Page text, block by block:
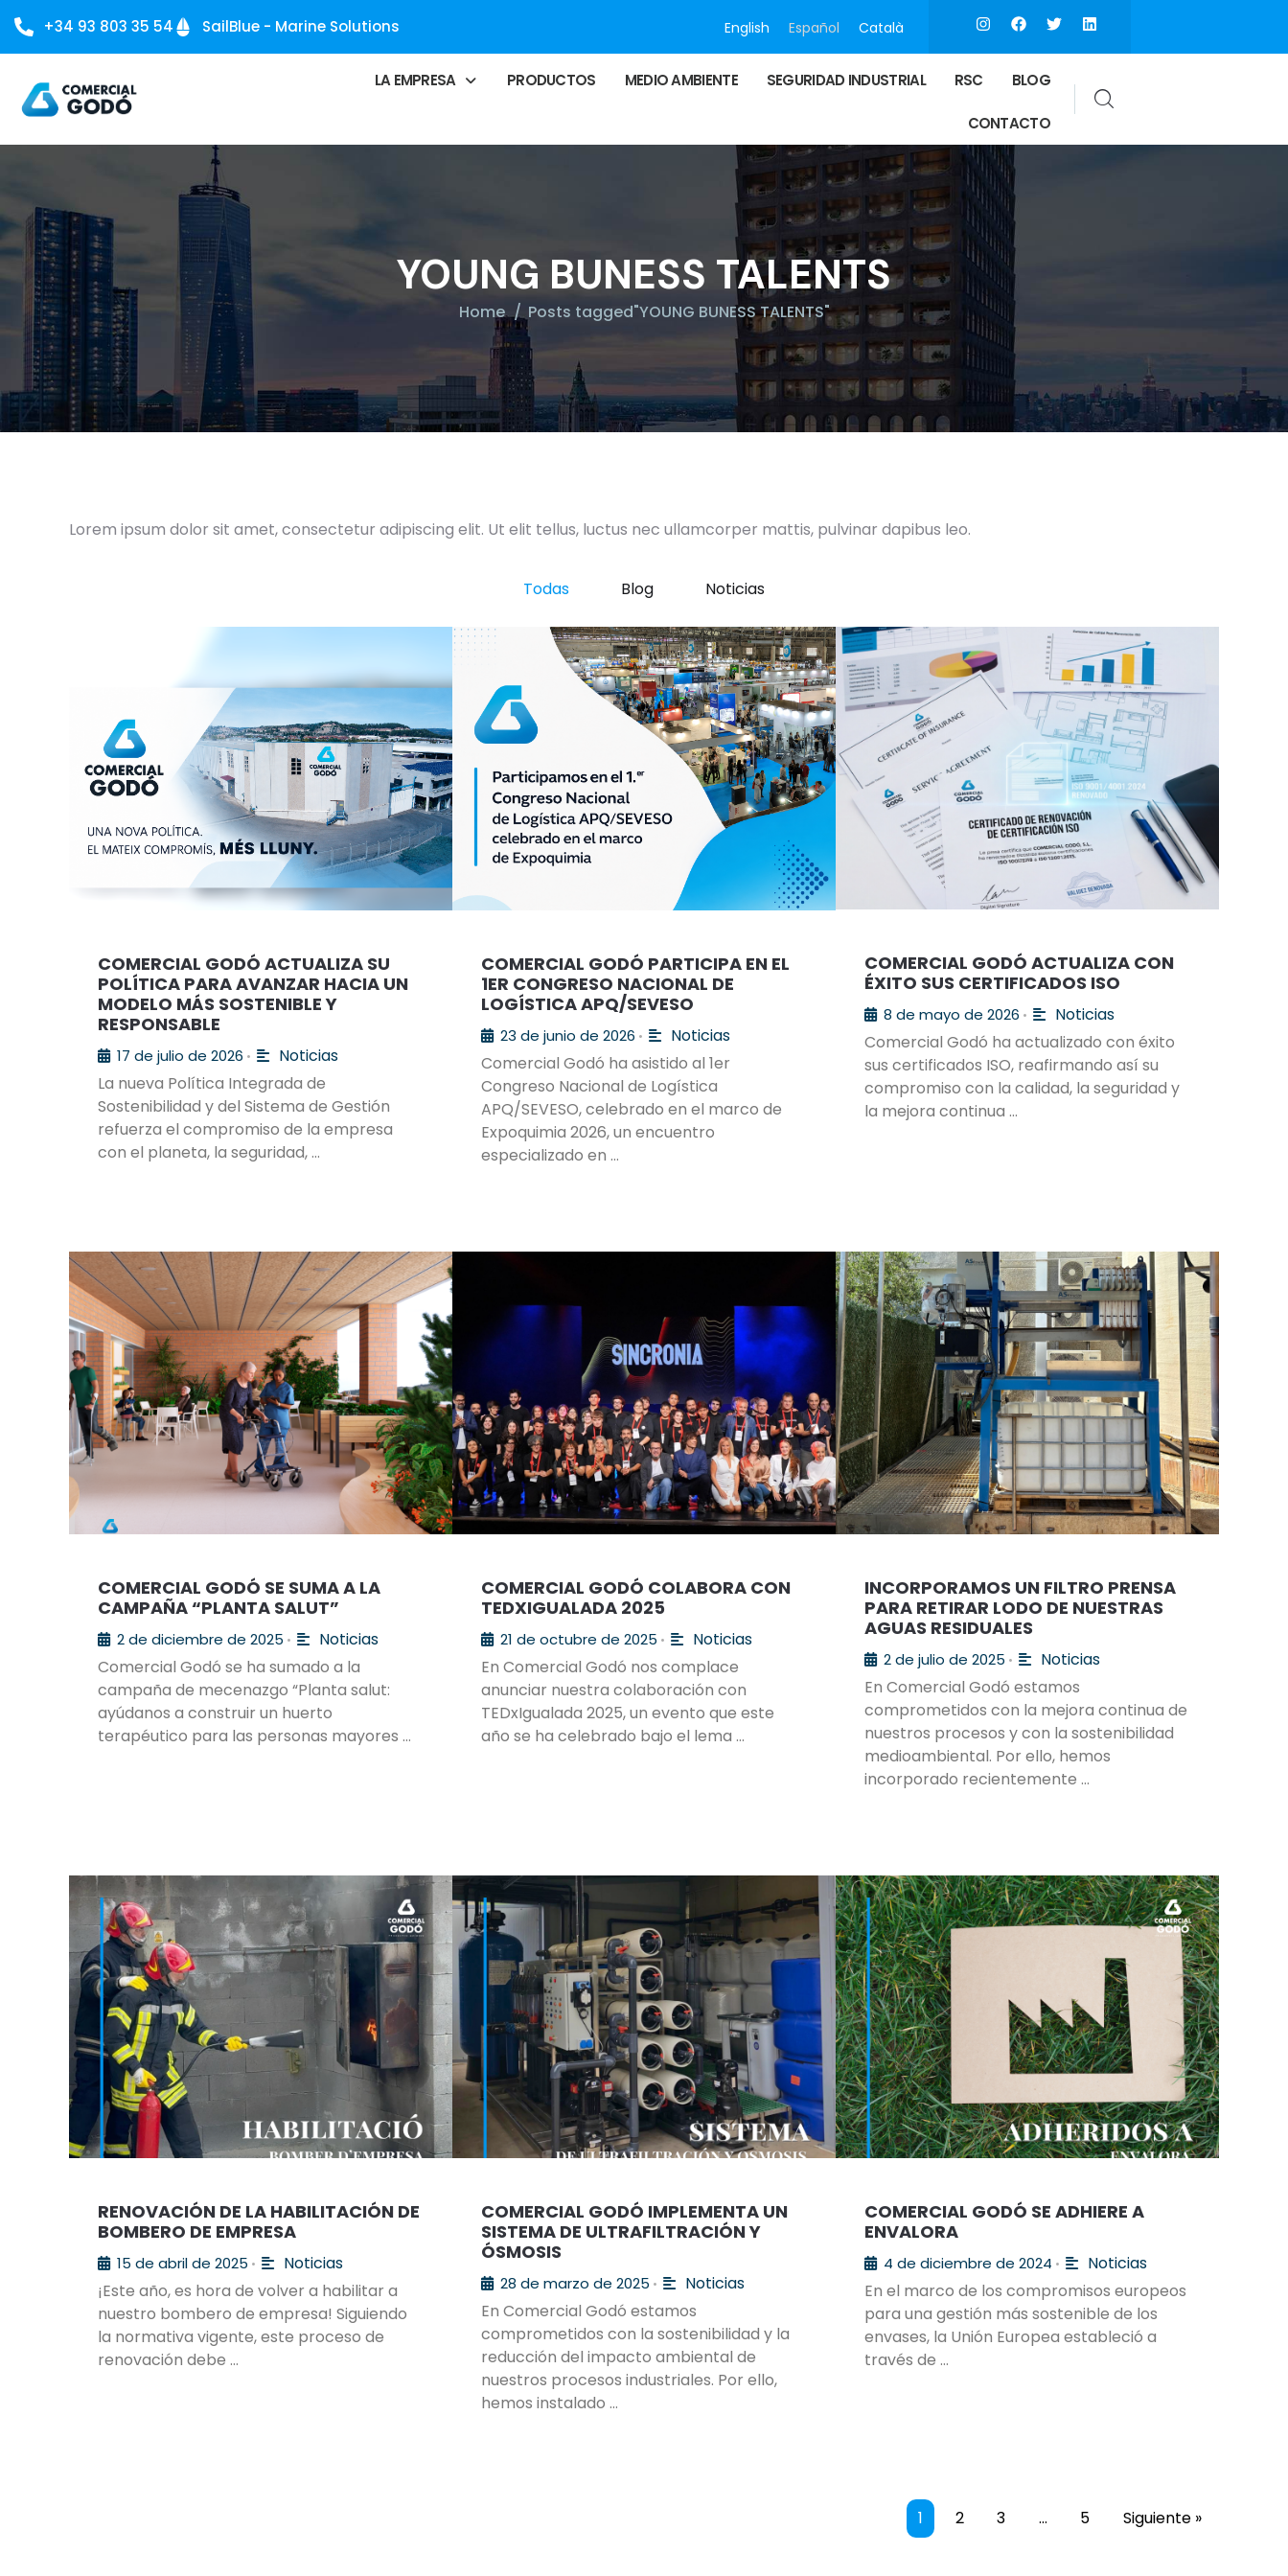
+34 93 803 35 54 SailBlue - Marine Solutions English Español Català
LA EMPRESA PRODUCTOS MEDIO AMBIENTE SEGURIDAD INDUSTRIAL RSC BLOG
CONTACTO
YOUNG BUNESS TALENTS
Home Posts tagged"YOUNG BUNESS TALENTS"
Lorem ipsum dolor sit amet, consectetur adipiscing elit. Ut elit tellus, luctus nec ullamcorper mattis, pulvinar dapibus leo.
Todas Blog Noticias
COMERCIAL GODÓ ACTUALIZA SU
POLÍTICA PARA AVANZAR HACIA UN
MODELO MÁS SOSTENIBLE Y
RESPONSABLE
17 de julio de 2026 •
Noticias
La nueva Política Integrada de
Sostenibilidad y del Sistema de Gestión
refuerza el compromiso de la empresa
con el planeta, la seguridad, …
COMERCIAL GODÓ PARTICIPA EN EL
1ER CONGRESO NACIONAL DE
LOGÍSTICA APQ/SEVESO
23 de junio de 2026 •
Noticias
Comercial Godó ha asistido al 1er
Congreso Nacional de Logística
APQ/SEVESO, celebrado en el marco de
Expoquimia 2026, un encuentro
especializado en …
COMERCIAL GODÓ ACTUALIZA CON
ÉXITO SUS CERTIFICADOS ISO
8 de mayo de 2026 •
Noticias
Comercial Godó ha actualizado con éxito
sus certificados ISO, reafirmando así su
compromiso con la calidad, la seguridad y
la mejora continua …
COMERCIAL GODÓ SE SUMA A LA
CAMPAÑA “PLANTA SALUT”
2 de diciembre de 2025 •
Noticias
Comercial Godó se ha sumado a la
campaña de mecenazgo “Planta salut:
ayúdanos a construir un huerto
terapéutico para las personas mayores …
COMERCIAL GODÓ COLABORA CON
TEDXIGUALADA 2025
21 de octubre de 2025 •
Noticias
En Comercial Godó nos complace
anunciar nuestra colaboración con
TEDxIgualada 2025, un evento que este
año se ha celebrado bajo el lema …
INCORPORAMOS UN FILTRO PRENSA
PARA RETIRAR LODO DE NUESTRAS
AGUAS RESIDUALES
2 de julio de 2025 •
Noticias
En Comercial Godó estamos
comprometidos con la mejora continua de
nuestros procesos y con la sostenibilidad
medioambiental. Por ello, hemos
incorporado recientemente …
RENOVACIÓN DE LA HABILITACIÓN DE
BOMBERO DE EMPRESA
15 de abril de 2025 •
Noticias
¡Este año, es hora de volver a habilitar a
nuestro bombero de empresa! Siguiendo
la normativa vigente, este proceso de
renovación debe …
COMERCIAL GODÓ IMPLEMENTA UN
SISTEMA DE ULTRAFILTRACIÓN Y
ÓSMOSIS
28 de marzo de 2025 •
Noticias
En Comercial Godó estamos
comprometidos con la sostenibilidad y la
reducción del impacto ambiental de
nuestros procesos industriales. Por ello,
hemos instalado …
COMERCIAL GODÓ SE ADHIERE A
ENVALORA
4 de diciembre de 2024 •
Noticias
En el marco de los compromisos europeos
para una gestión más sostenible de los
envases, la Unión Europea estableció a
través de …
1 2 3 … 5 Siguiente »